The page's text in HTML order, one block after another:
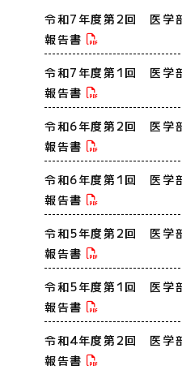
令和7年度第2回 医学
報告書
令和7年度第1回 医学
報告書
令和6年度第2回 医学
報告書
令和6年度第1回 医学
報告書
令和5年度第2回 医学
報告書
令和5年度第1回 医学
報告書
令和4年度第2回 医学
報告書